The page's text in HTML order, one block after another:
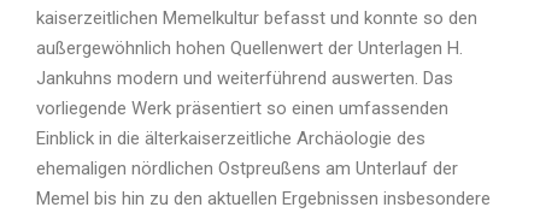
kaiserzeitlichen Memelkultur befasst und konnte so den
außergewöhnlich hohen Quellenwert der Unterlagen H.
Jankuhns modern und weiterführend auswerten. Das
vorliegende Werk präsentiert so einen umfassenden
Einblick in die älterkaiserzeitliche Archäologie des
ehemaligen nördlichen Ostpreußens am Unterlauf der
Memel bis hin zu den aktuellen Ergebnissen insbesondere